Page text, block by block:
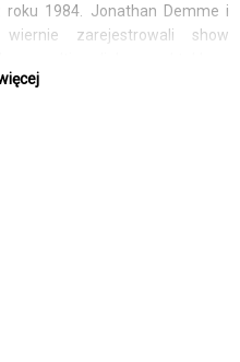
roku 1984. Jonathan Demme i
zarejestrowali show
odzwierciedlający fragment
Talking Heads i Jonathana